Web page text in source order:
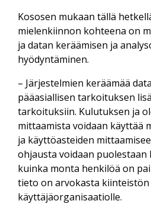
Kososen mukaan tällä
mielenkiinnon kohteena on
ja datan keräämisen ja
hyödyntäminen.
– Järjestelmien keräämää
pääasiallisen tarkoituksen
tarkoituksiin. Kulutuksen ja
mittaamista voidaan käyttää
ja käyttöasteiden
ohjausta voidaan puolestaan
kuinka monta henkilöä on
tieto on arvokasta kiinteistön
käyttäjäorganisaatiolle.